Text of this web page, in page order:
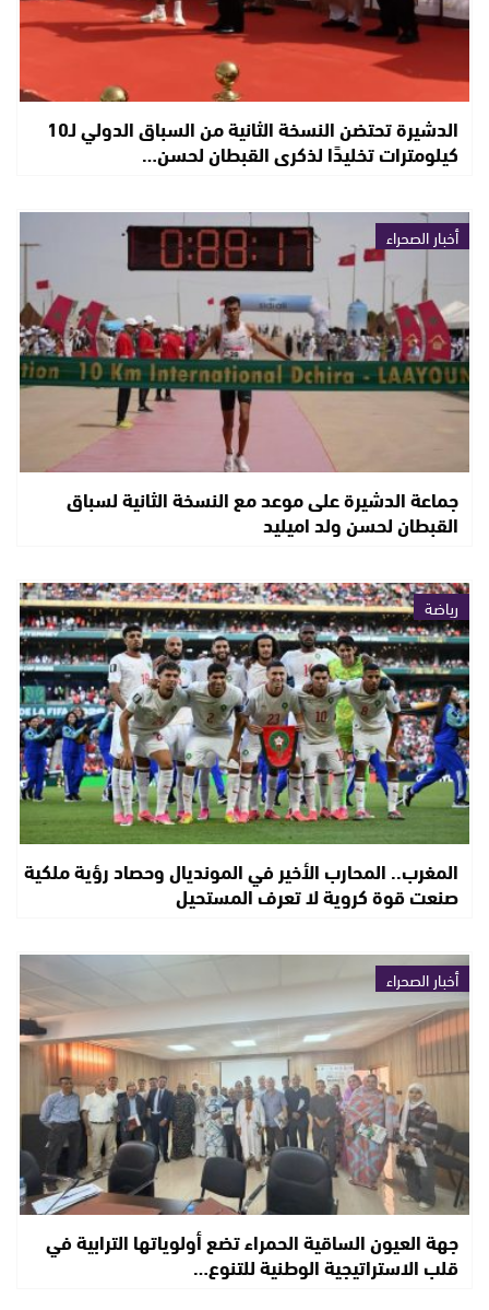
الدشيرة تحتضن النسخة الثانية من السباق الدولي لـ10
كيلومترات تخليدًا لذكرى القبطان لحسن…
أخبار الصحراء
جماعة الدشيرة على موعد مع النسخة الثانية لسباق
القبطان لحسن ولد اميليد
رياضة
المغرب.. المحارب الأخير في المونديال وحصاد رؤية ملكية
صنعت قوة كروية لا تعرف المستحيل
أخبار الصحراء
جهة العيون الساقية الحمراء تضع أولوياتها الترابية في
قلب الاستراتيجية الوطنية للتنوع…